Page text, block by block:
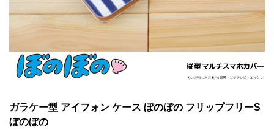
ガラケー型 アイフォン ケース ぼのぼの フリップフリーS
ぼのぼの